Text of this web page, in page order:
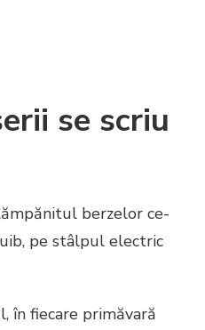
se scriu
berzelor ce-
pe stâlpul electric
în fiecare primăvară